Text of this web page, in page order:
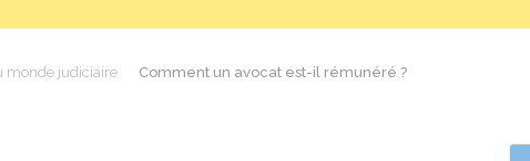
monde judiciaire Comment un avocat est-il rémunéré ?